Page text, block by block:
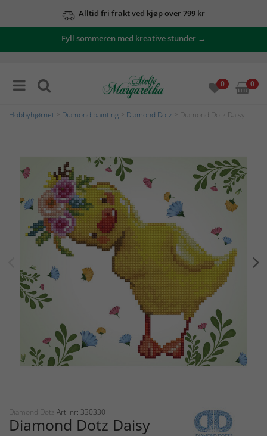
Alltid fri frakt ved kjøp over 799 kr
Fyll sommeren med kreative stunder →
0 0
Hobbyhjørnet Diamond painting Diamond Dotz > Diamond Dotz Daisy
Diamond Dotz Art. nr: 330330
Diamond Dotz Daisy